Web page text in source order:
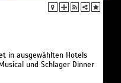
in ausgewählten Hotels
und Schlager Dinner